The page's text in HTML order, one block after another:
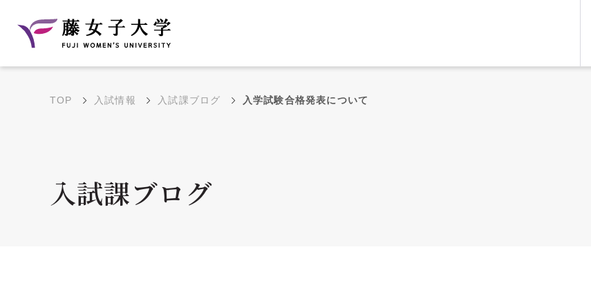
学部・学科の教育目的
大学院の教育目的
TOP 入試情報 入試課ブログ 入学試験合格発表について
入試課ブログ